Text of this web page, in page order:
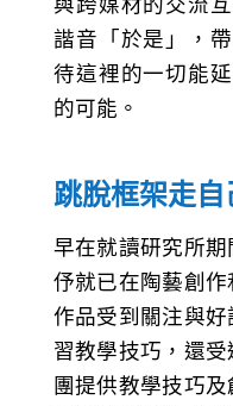
與跨媒材的交流
諧音「於是」，
待這裡的一切能
的可能。
跳脫框架走自
早在就讀研究所
伃就已在陶藝創
作品受到關注與
習教學技巧，還
團提供教學技巧